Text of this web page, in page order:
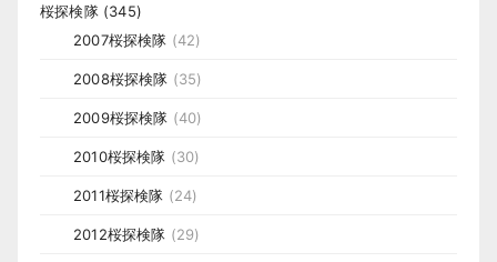
桜探検隊(345)
2007桜探検隊 (42)
2008桜探検隊 (35)
2009桜探検隊 (40)
2010桜探検隊 (30)
2011桜探検隊 (24)
2012桜探検隊 (29)